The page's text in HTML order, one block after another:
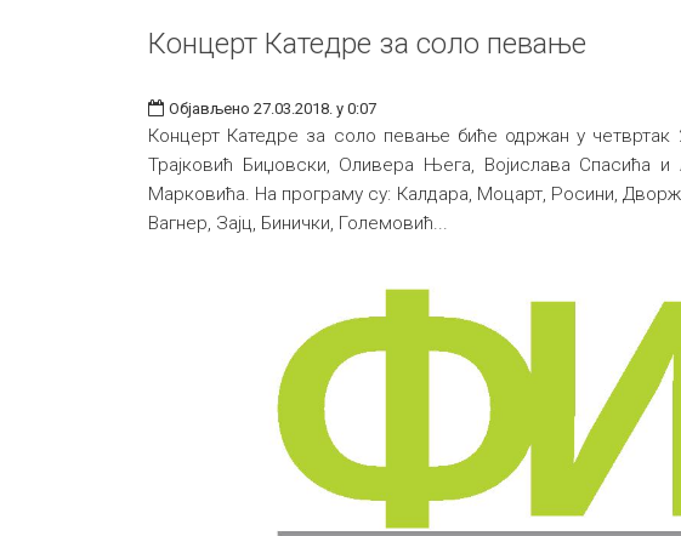
Концерт Катедре за соло певање
Објављено 27.03.2018. у 0:07
Концерт Катедре за соло певање биће одржан у
Трајковић Биџовски, Оливера Њега, Војислава Спасића
Марковића. На програму су: Калдара, Моцарт, Росини,
Вагнер, Зајц, Бинички, Големовић...